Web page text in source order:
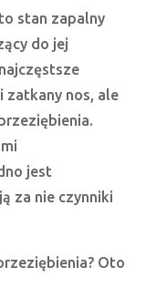
stan zapalny
do jej
zatkany nos, ale
jest
za nie czynniki
Oto